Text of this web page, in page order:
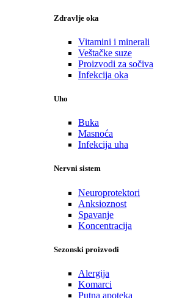
Zdravlje oka
Vitamini i minerali
Veštačke suze
Proizvodi za sočiva
Infekcija oka
Uho
Buka
Masnoća
Infekcija uha
Nervni sistem
Neuroprotektori
Anksioznost
Spavanje
Koncentracija
Sezonski proizvodi
Alergija
Komarci
Putna apoteka